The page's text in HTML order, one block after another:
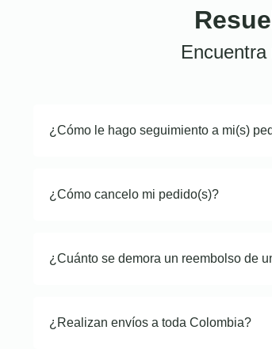
¿Cómo le hago seguimiento a mi(s)
¿Cómo cancelo mi pedido(s)?
¿Cuánto se demora un reembolso de
¿Realizan envíos a toda Colombia?